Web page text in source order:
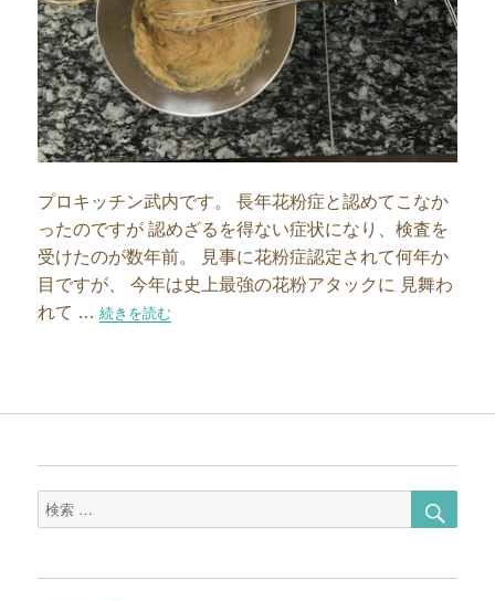
プロキッチン武内です。 長年花粉症と認めてこなか
ったのですが 認めざるを得ない症状になり、検査を
受けたのが数年前。 見事に花粉症認定されて何年か
目ですが、 今年は史上最強の花粉アタックに 見舞わ
れて …“長い付き合いの柳宗理ボール”の
続きを読む
検
索
索